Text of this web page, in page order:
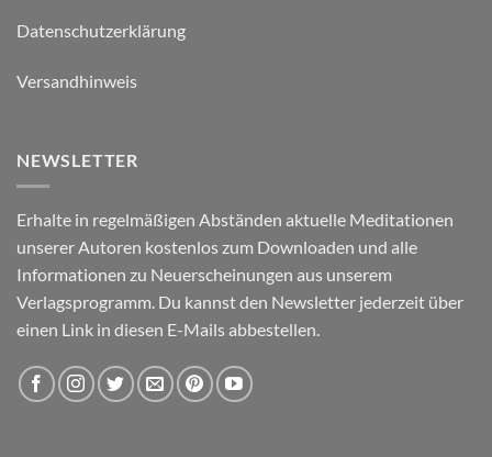
Datenschutzerklärung
Versandhinweis
NEWSLETTER
Erhalte in regelmäßigen Abständen aktuelle Meditationen
unserer Autoren kostenlos zum Downloaden und alle
Informationen zu Neuerscheinungen aus unserem
Verlagsprogramm. Du kannst den Newsletter jederzeit über
einen Link in diesen E-Mails abbestellen.